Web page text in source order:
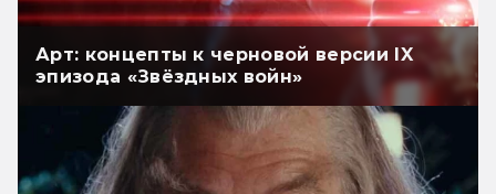
Арт: концепты к черновой версии IX
эпизода «Звёздных войн»